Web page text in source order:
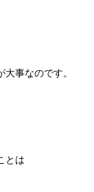
事なのです。
とは